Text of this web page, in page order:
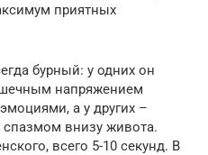
приятных
бурный: у одних он
напряжением
а у других –
внизу живота.
всего 5-10 секунд. В